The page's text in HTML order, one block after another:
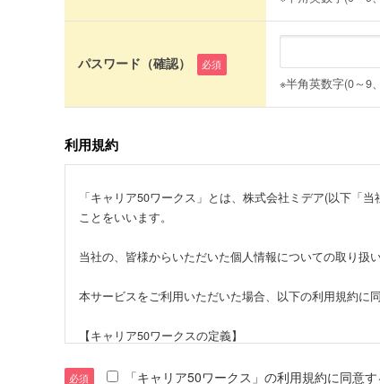
パスワード（確認） 必須
※半角英数字(0～9
利用規約
「キャリア50ワークス」とは、株式会社ミデア(以下「
ことをいいます。
当社の、皆様からいただいた個人情報についての取り扱
本サービスをご利用いただいた場合、以下の利用規約に
【キャリア50ワークスの定義】
の総称を意味します。
必須 「キャリア50ワークス」の利用規約に同意す